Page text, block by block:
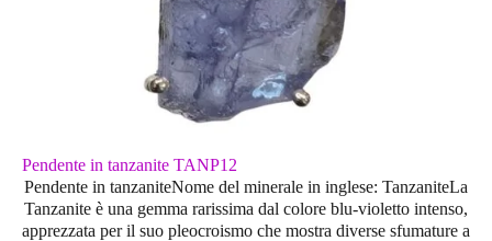
Pendente in tanzanite TANP12
Pendente in tanzaniteNome del minerale in inglese: TanzaniteLa
Tanzanite è una gemma rarissima dal colore blu-violetto intenso,
apprezzata per il suo pleocroismo che mostra diverse sfumature a